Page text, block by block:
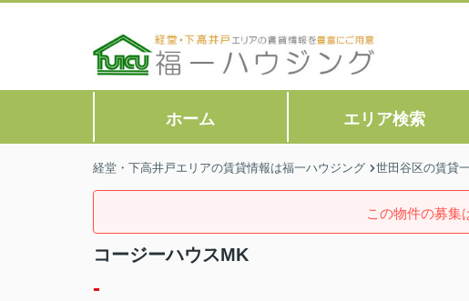
ホーム エリア検索
経堂・下高井戸エリアの賃貸情報は福一ハウジング 世田谷区の賃貸
この物件の募集
コージーハウスMK
-